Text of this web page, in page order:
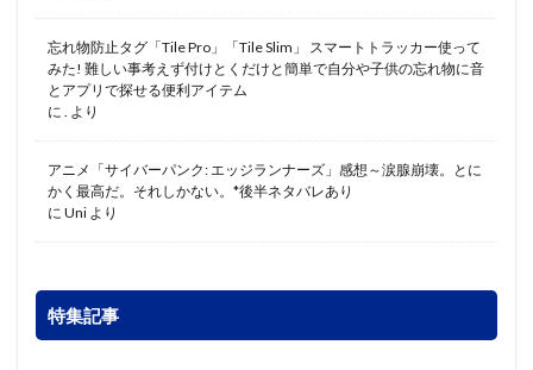
忘れ物防止タグ「Tile Pro」「Tile Slim」 スマートトラッカー使って
みた! 難しい事考えず付けとくだけと簡単で自分や子供の忘れ物に音
とアプリで探せる便利アイテム
に
より
アニメ「サイバーパンク: エッジランナーズ」感想～涙腺崩壊。とに
かく最高だ。それしかない。*後半ネタバレあり
に Uni より
特集記事